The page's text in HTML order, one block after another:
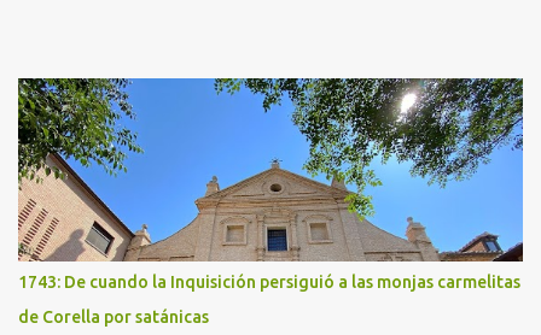
1743: De cuando la Inquisición persiguió a las monjas carmelitas
de Corella por satánicas